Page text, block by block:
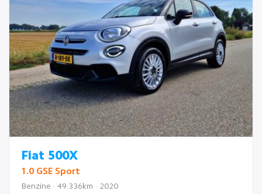
Fiat 500X
1.0 GSE Sport
Benzine · 49.336km · 2020